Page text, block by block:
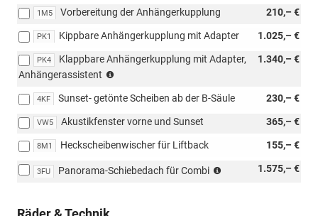
1M5 210,– €
Vorbereitung der Anhängerkupplung
PK1 1.025,– €
Kippbare Anhängerkupplung mit Adapter
PK4 1.340,– €
Klappbare Anhängerkupplung mit Adapter,
Anhängerassistent
mit
nur
möglich
PAW/PAP,
4KF 230,– €
Sunset- getönte Scheiben ab der B-Säule
VW5 365,– €
Akustikfenster vorne und Sunset
8M1 155,– €
Heckscheibenwischer für Liftback
3FU 1.575,– €
Panorama-Schiebedach für Combi